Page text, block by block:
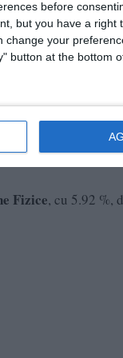
before
but you have a right
change your
button at the bottom
Holding BV
de lei și cifra de
Fizice, cu 5.92 %,